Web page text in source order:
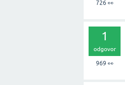
726 👀
1
odgovor
969 👀